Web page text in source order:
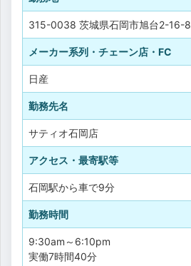
315-0038 茨城県石岡市旭台2-16-8
メーカー系列・チェーン店・FC
日産
勤務先名
サティオ石岡店
アクセス・最寄駅等
石岡駅から車で9分
勤務時間
9:30am～6:10pm
実働7時間40分